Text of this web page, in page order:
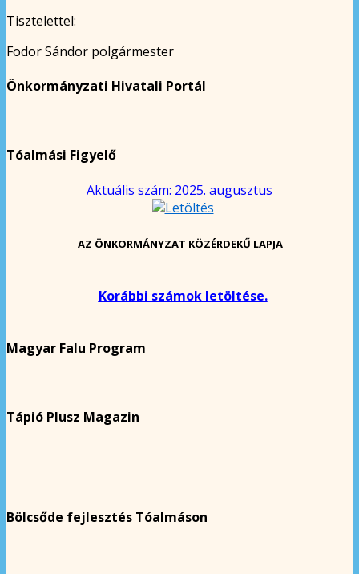
Tisztelettel:
Fodor Sándor polgármester
Önkormányzati Hivatali Portál
Tóalmási Figyelő
Aktuális szám: 2025. augusztus
AZ ÖNKORMÁNYZAT KÖZÉRDEKŰ LAPJA
Korábbi számok letöltése.
Magyar Falu Program
Tápió Plusz Magazin
Bölcsőde fejlesztés Tóalmáson